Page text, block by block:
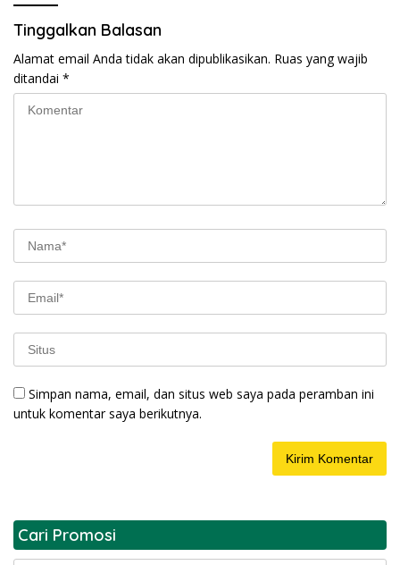
Tinggalkan Balasan
Alamat email Anda tidak akan dipublikasikan. Ruas yang wajib
ditandai *
Simpan nama, email, dan situs web saya pada peramban ini
untuk komentar saya berikutnya.
Cari Promosi